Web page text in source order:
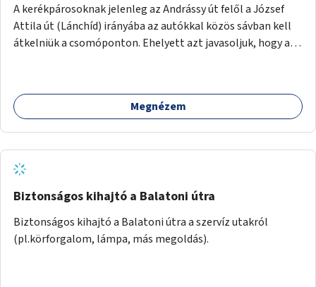
A kerékpárosoknak jelenleg az Andrássy út felől a József
Attila út (Lánchíd) irányába az autókkal közös sávban kell
átkelniük a csomóponton. Ehelyett azt javasoljuk, hogy az
vezessen át a József Attila utcáig. Innentől a József Attila
utca szélső sávja busz-és kerékpársáv legyen, és érje el a
csak jobbosra kell átalakítani.
Megnézem
Biztonságos kihajtó a Balatoni útra
Biztonságos kihajtó a Balatoni útra a szervíz utakról
(pl.körforgalom, lámpa, más megoldás).